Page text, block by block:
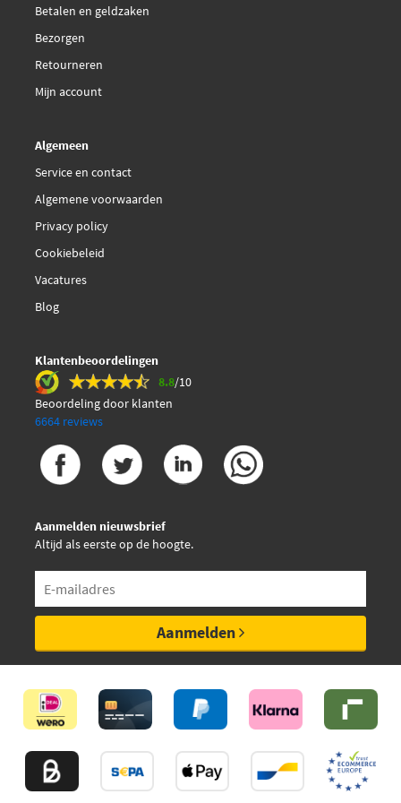
Betalen en geldzaken
Bezorgen
Retourneren
Mijn account
Algemeen
Service en contact
Algemene voorwaarden
Privacy policy
Cookiebeleid
Vacatures
Blog
Klantenbeoordelingen
8.8/10
Beoordeling door klanten
6664 reviews
Aanmelden nieuwsbrief
Altijd als eerste op de hoogte.
Aanmelden